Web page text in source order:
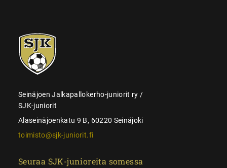
SJK-
juniorit
Seinäjoen Jalkapallokerho-juniorit ry /
SJK-juniorit
Alaseinäjoenkatu 9 B, 60220 Seinäjoki
toimisto@sjk-juniorit.fi
Seuraa SJK-junioreita somessa